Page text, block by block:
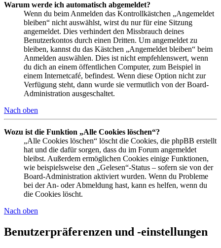
Warum werde ich automatisch abgemeldet?
Wenn du beim Anmelden das Kontrollkästchen „Angemeldet
bleiben“ nicht auswählst, wirst du nur für eine Sitzung
angemeldet. Dies verhindert den Missbrauch deines
Benutzerkontos durch einen Dritten. Um angemeldet zu
bleiben, kannst du das Kästchen „Angemeldet bleiben“ beim
Anmelden auswählen. Dies ist nicht empfehlenswert, wenn
du dich an einem öffentlichen Computer, zum Beispiel in
einem Internetcafé, befindest. Wenn diese Option nicht zur
Verfügung steht, dann wurde sie vermutlich von der Board-
Administration ausgeschaltet.
Nach oben
Wozu ist die Funktion „Alle Cookies löschen“?
„Alle Cookies löschen“ löscht die Cookies, die phpBB erstellt
hat und die dafür sorgen, dass du im Forum angemeldet
bleibst. Außerdem ermöglichen Cookies einige Funktionen,
wie beispielsweise den „Gelesen“-Status – sofern sie von der
Board-Administration aktiviert wurden. Wenn du Probleme
bei der An- oder Abmeldung hast, kann es helfen, wenn du
die Cookies löscht.
Nach oben
Benutzerpräferenzen und -einstellungen